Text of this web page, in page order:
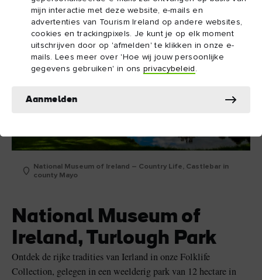
mijn interactie met deze website, e-mails en
advertenties van Tourism Ireland op andere websites,
cookies en trackingpixels. Je kunt je op elk moment
uitschrijven door op 'afmelden' te klikken in onze e-
mails. Lees meer over 'Hoe wij jouw persoonlijke
gegevens gebruiken' in ons privacybeleid .
Aanmelden
National Museum of Ireland – Country Life, Castlebar in
county Mayo
National Museum of
Ireland, Turlough Park
Ontdek de rijke tradities van Ierland in onze Folklife
Collection, gelegen in een weelderig park van 12 hectare in